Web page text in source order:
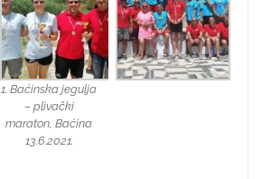
1. Baćinska jegulja
– plivački
maraton, Baćina
13.6.2021.